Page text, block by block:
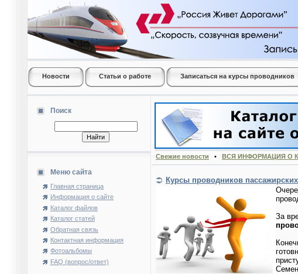
Новости Статьи о работе Записаться на курсы проводников
Поиск
Меню сайта
Главная страница
Информация о сайте
Каталог файлов
Каталог статей
Обратная связь
Контактная информация
Фотоальбомы
FAQ (вопрос/ответ)
Свежие новости • ВСЯ ИНФОРМАЦИЯ О
Курсы проводников
За